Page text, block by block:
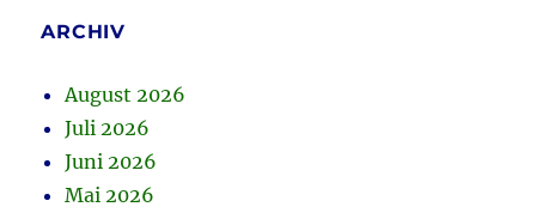
ARCHIV
August 2026
Juli 2026
Juni 2026
Mai 2026